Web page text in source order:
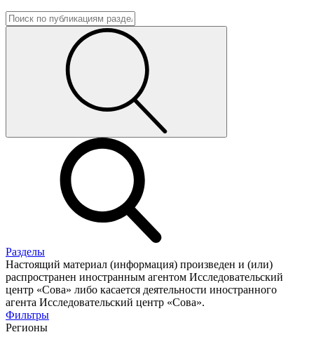
Разделы
Настоящий материал (информация) произведен и (или)
распространен иностранным агентом Исследовательский
центр «Сова» либо касается деятельности иностранного
агента Исследовательский центр «Сова».
Фильтры
Регионы